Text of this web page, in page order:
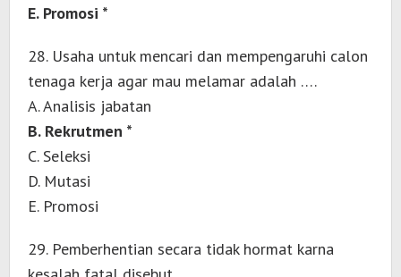
E. Promosi *
28. Usaha untuk mencari dan mempengaruhi calon
tenaga kerja agar mau melamar adalah ….
A. Analisis jabatan
B. Rekrutmen *
C. Seleksi
D. Mutasi
E. Promosi
29. Pemberhentian secara tidak hormat karna